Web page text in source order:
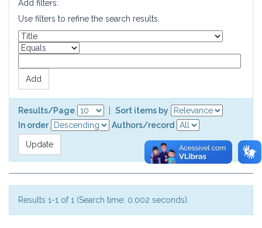
Add filters:
Use filters to refine the search results.
Results/Page
Sort items by
In order
Authors/record
Results 1-1 of 1 (Search time: 0.002 seconds).